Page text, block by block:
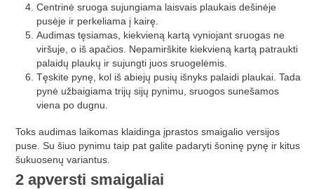
Centrinė sruoga sujungiama laisvais plaukais dešinėje
pusėje ir perkeliama į kairę.
Audimas tęsiamas, kiekvieną kartą vyniojant sruogas ne
viršuje, o iš apačios. Nepamirškite kiekvieną kartą patraukti
palaidų plaukų ir sujungti juos sruogelėmis.
Tęskite pynę, kol iš abiejų pusių išnyks palaidi plaukai. Tada
pynė užbaigiama trijų sijų pynimu, sruogos sunešamos
viena po dugnu.
Toks audimas laikomas klaidinga įprastos smaigalio versijos
puse. Su šiuo pynimu taip pat galite padaryti šoninę pynę ir kitus
šukuosenų variantus.
2 apversti smaigaliai